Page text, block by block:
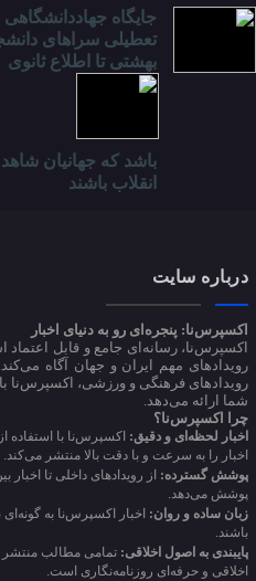
جایگاه جهاددانشگاهی
تعطیلی سراهای
بهشتی تا اطلاع ثانوی
باشد که جهانیان
انقلاب باشند
درباره سایت
اکسپرس‌نا: پنجره‌ای رو به دنیای اخبار
اکسپرس‌نا، رسانه‌ای جامع و قابل
رویدادهای مهم ایران و جهان آگاه
رویدادهای فرهنگی و ورزشی، اکسپرس‌نا با
شما ارائه می‌دهد.
چرا اکسپرس‌نا؟
اخبار لحظه‌ای و دقیق: اکسپرس‌نا با استفاده
اخبار را به سرعت و با دقت بالا منتشر می‌کند.
پوشش گسترده: از رویدادهای داخلی تا
پوشش می‌دهد.
زبان ساده و روان: اخبار اکسپرس‌نا به
باشند.
پایبندی به اصول اخلاقی: تمامی مطالب
اخلاقی و حرفه‌ای روزنامه‌نگاری است.